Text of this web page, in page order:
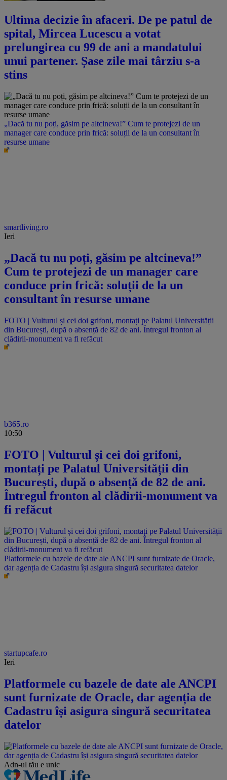
Ultima decizie în afaceri. De pe patul de
spital, Mircea Lucescu a votat
prelungirea cu 99 de ani a mandatului
unui partener. Șase zile mai târziu s-a
stins
„Dacă tu nu poți, găsim pe altcineva!” Cum te protejezi de un
manager care conduce prin frică: soluții de la un consultant în
resurse umane
smartliving.ro
Ieri
„Dacă tu nu poți, găsim pe altcineva!”
Cum te protejezi de un manager care
conduce prin frică: soluții de la un
consultant în resurse umane
FOTO | Vulturul și cei doi grifoni, montați pe Palatul Universității
din București, după o absență de 82 de ani. Întregul fronton al
clădirii-monument va fi refăcut
b365.ro
10:50
FOTO | Vulturul și cei doi grifoni,
montați pe Palatul Universității din
București, după o absență de 82 de ani.
Întregul fronton al clădirii-monument va
fi refăcut
Platformele cu bazele de date ale ANCPI sunt furnizate de Oracle,
dar agenția de Cadastru își asigura singură securitatea datelor
startupcafe.ro
Ieri
Platformele cu bazele de date ale ANCPI
sunt furnizate de Oracle, dar agenția de
Cadastru își asigura singură securitatea
datelor
Adn-ul tău e unic